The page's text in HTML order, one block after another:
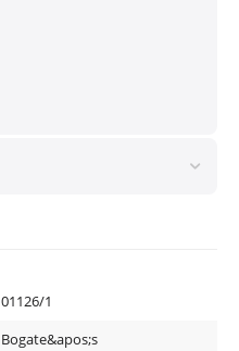
01126/1
Bogate&apos;s